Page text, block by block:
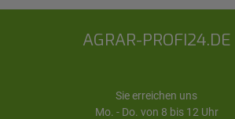
AGRAR-PROFI24.DE
Sie erreichen uns
Mo. - Do. von 8 bis 12 Uhr